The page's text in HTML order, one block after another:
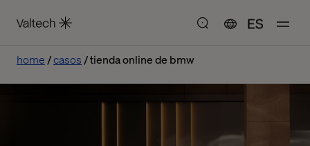
ES
home casos tienda online de bmw